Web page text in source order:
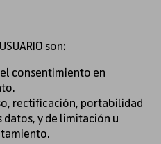
son:
consentimiento en
rectificación, portabilidad
datos, y de limitación u